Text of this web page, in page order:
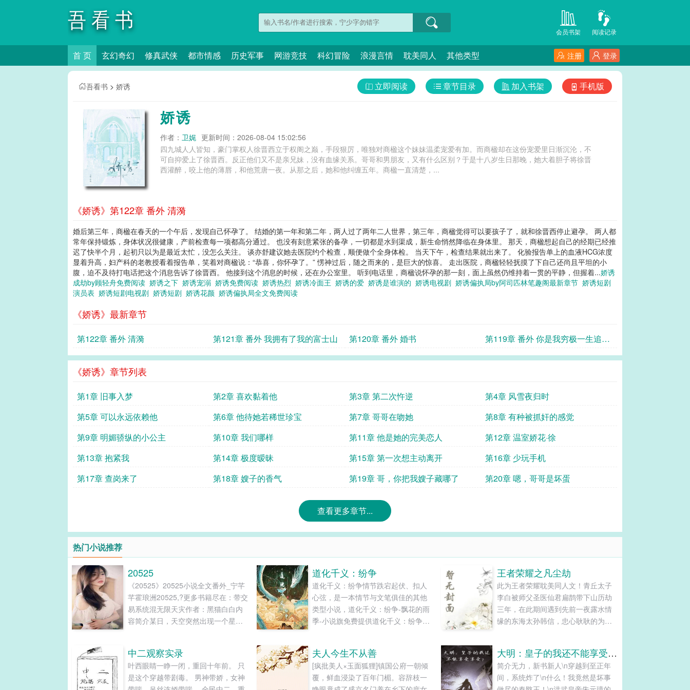
吾看书 阅读记录
会员书架
首 页 玄幻奇幻 修真武侠 都市情感 历史军事 网游竞技 科幻冒险 浪漫言情 耽美同人 其他类型 登录
注册
吾看书 > 娇诱 手机版
加入书架
章节目录
立即阅读
娇诱
作者： 卫娓 更新时间：2026-08-04 15:02:56
四九城人人皆知，豪门掌权人徐晋西立于权阁之巅，手段狠厉，唯独对商楹这个妹妹温柔宠爱有加。而商楹却在这份宠爱里日渐沉沦，不
可自抑爱上了徐晋西。反正他们又不是亲兄妹，没有血缘关系。哥哥和男朋友，又有什么区别？于是十八岁生日那晚，她大着胆子将徐晋
西灌醉，咬上他的薄唇，和他荒唐一夜。从那之后，她和他纠缠五年。商楹一直清楚，...
《娇诱》第122章 番外 清漪
婚后第三年，商楹在春天的一个午后，发现自己怀孕了。 结婚的第一年和第二年，两人过了两年二人世界，第三年，商楹觉得可以要孩子了，就和徐晋西停止避孕。 两人都
常年保持锻炼，身体状况很健康，产前检查每一项都高分通过。 也没有刻意紧张的备孕，一切都是水到渠成，新生命悄然降临在身体里。 那天，商楹想起自己的经期已经推
迟了快半个月，起初只以为是最近太忙，没怎么关注。 谈亦舒建议她去医院约个检查，顺便做个全身体检。 当天下午，检查结果就出来了。 化验报告单上的血液HCG浓度
显着升高，妇产科的老教授看着报告单，笑着对商楹说：“恭喜，你怀孕了。” 愣神过后，随之而来的，是巨大的惊喜。 走出医院，商楹轻轻抚摸了下自己还尚且平坦的小
腹，迫不及待打电话把这个消息告诉了徐晋西。 他接到这个消息的时候，还在办公室里。 听到电话里，商楹说怀孕的那一刻，面上虽然仍维持着一贯的平静，但握着...娇诱
成劫by顾轻舟免费阅读 娇诱之下 娇诱宠溺 娇诱免费阅读 娇诱热烈 娇诱冷面王 娇诱的爱 娇诱是谁演的 娇诱电视剧 娇诱偏执局by阿司匹林笔趣阁最新章节 娇诱短剧
演员表 娇诱短剧电视剧 娇诱短剧 娇诱花颜 娇诱偏执局全文免费阅读
《娇诱》最新章节
第122章 番外 清漪 第121章 番外 我拥有了我的富士山 第120章 番外 婚书
第119章 番外 你是我穷极一生追寻
的归处
《娇诱》章节列表
第1章 旧事入梦 第2章 喜欢黏着他 第3章 第二次忤逆
第4章 风雪夜归时
第5章 可以永远依赖他
第6章 他待她若稀世珍宝 第7章 哥哥在吻她
第8章 有种被抓奸的感觉
第9章 明媚骄纵的小公主
第10章 我们哪样 第11章 他是她的完美恋人
第12章 温室娇花·徐
第13章 抱紧我
第14章 极度暧昧 第15章 第一次想主动离开
第16章 少玩手机
第17章 查岗来了
第18章 嫂子的香气 第19章 哥，你把我嫂子藏哪了 第20章 嗯，哥哥是坏蛋
查看更多章节...
热门小说推荐
20525
《20525》20525小说全文番外_宁芊
芊霍琅洲20525,?更多书籍尽在：带交
易系统混无限天灾作者：黑猫白白内
容简介某日，天空突然出现一个星球
奖励回到原生世界。宁芊芊觉醒的异
能是拥有一个交易系统，购物一秒到
货，还附带可升级的随身仓库空间。
道化千义：纷争
道化千义：纷争情节跌宕起伏、扣人
心弦，是一本情节与文笔俱佳的其他
类型小说，道化千义：纷争-飘花的雨
季-小说旗免费提供道化千义：纷争最
王者荣耀之凡尘劫
此为王者荣耀耽美同人文！青丘太子
李白被师父圣医仙君扁鹊带下山历劫
三年，在此期间遇到先前一夜露水情
缘的东海太孙韩信，忠心耿耿的为官
中二观察实录
叶西眼睛一睁一闭，重回十年前。 只
是这个穿越带剧毒。 男神带娇，女神
夫人今生不从善
[疯批美人×玉面狐狸]镇国公府一朝倾
覆，鲜血浸染了百年门楣。容辞枝一
大明：皇子的我还不能享受享受？
简介无力，新书新人\n穿越到至正年
间，系统炸了\n什么！我竟然是坏事